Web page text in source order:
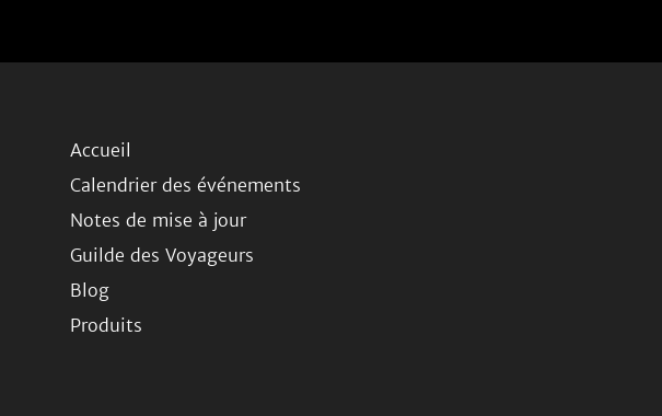
Accueil
Calendrier des événements
Notes de mise à jour
Guilde des Voyageurs
Blog
Produits